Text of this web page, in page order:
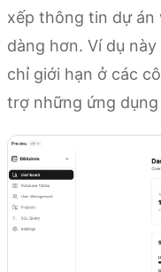
xếp thông tin dự án
dàng hơn. Ví dụ
chỉ giới hạn ở các
trợ những ứng